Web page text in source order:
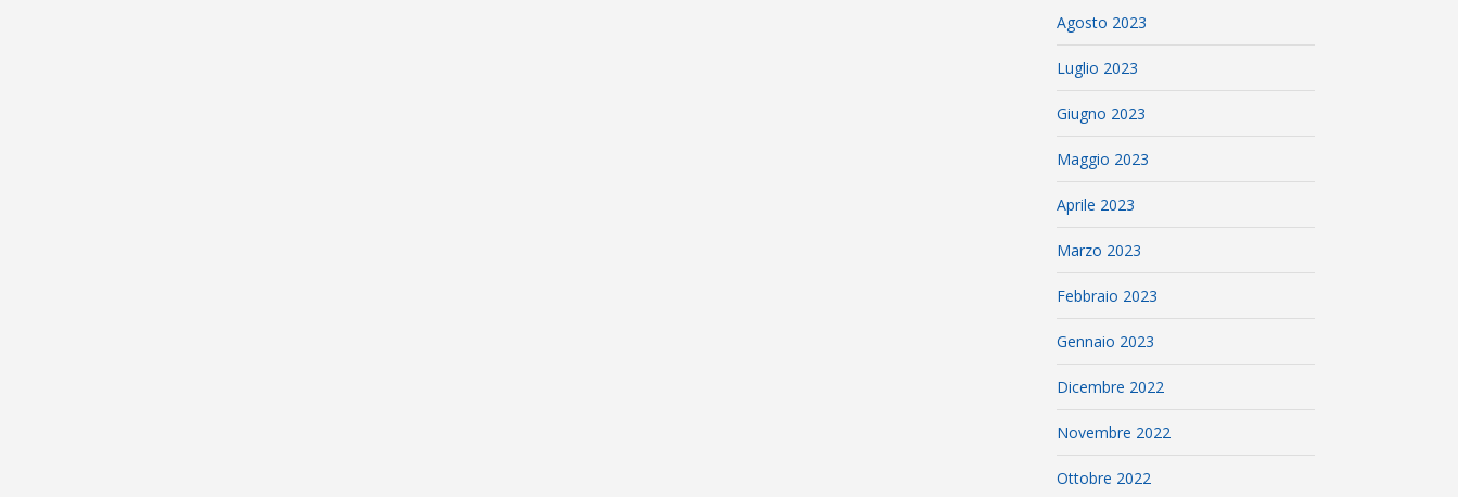
Agosto 2023
Luglio 2023
Giugno 2023
Maggio 2023
Aprile 2023
Marzo 2023
Febbraio 2023
Gennaio 2023
Dicembre 2022
Novembre 2022
Ottobre 2022